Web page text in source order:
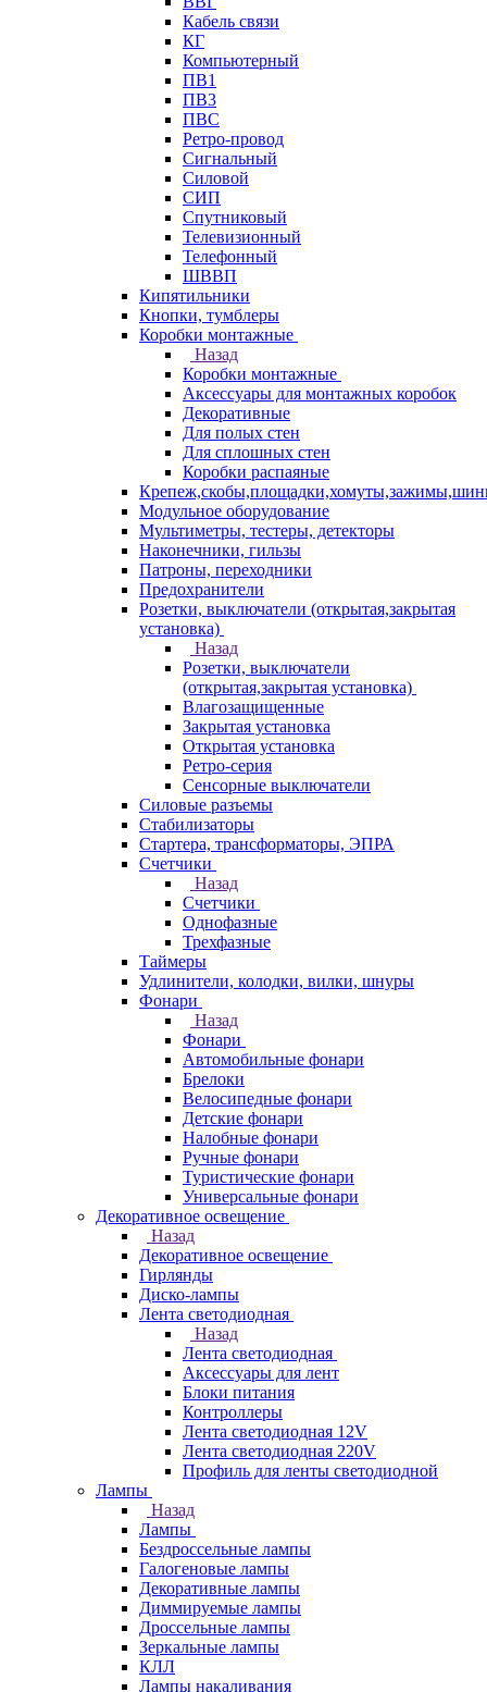
Кабель связи
КГ
Компьютерный
ПВ1
ПВ3
ПВС
Ретро-провод
Сигнальный
Силовой
СИП
Спутниковый
Телевизионный
Телефонный
ШВВП
Кипятильники
Кнопки, тумблеры
Коробки монтажные
Назад
Коробки монтажные
Аксессуары для монтажных коробок
Декоративные
Для полых стен
Для сплошных стен
Коробки распаяные
Модульное оборудование
Мультиметры, тестеры, детекторы
Наконечники, гильзы
Патроны, переходники
Предохранители
Розетки, выключатели (открытая,закрытая
установка)
Назад
Розетки, выключатели
(открытая,закрытая установка)
Влагозащищенные
Закрытая установка
Открытая установка
Ретро-серия
Сенсорные выключатели
Силовые разъемы
Стабилизаторы
Стартера, трансформаторы, ЭПРА
Счетчики
Назад
Счетчики
Однофазные
Трехфазные
Таймеры
Удлинители, колодки, вилки, шнуры
Фонари
Назад
Фонари
Автомобильные фонари
Брелоки
Велосипедные фонари
Детские фонари
Налобные фонари
Ручные фонари
Туристические фонари
Универсальные фонари
Декоративное освещение
Назад
Декоративное освещение
Гирлянды
Диско-лампы
Лента светодиодная
Назад
Лента светодиодная
Аксессуары для лент
Блоки питания
Контроллеры
Лента светодиодная 12V
Лента светодиодная 220V
Профиль для ленты светодиодной
Лампы
Назад
Лампы
Бездроссельные лампы
Галогеновые лампы
Декоративные лампы
Диммируемые лампы
Дроссельные лампы
Зеркальные лампы
КЛЛ
Лампы накаливания